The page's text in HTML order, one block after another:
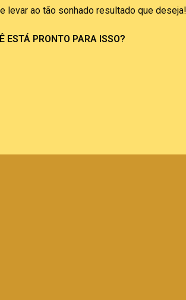
levar ao tão sonhado resultado que deseja!
ESTÁ PRONTO PARA ISSO?